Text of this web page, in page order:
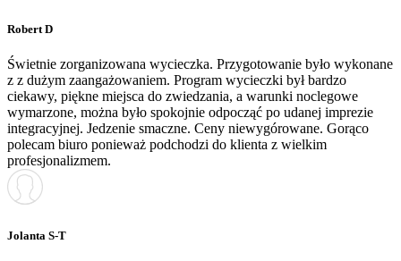
Robert D
Świetnie zorganizowana wycieczka. Przygotowanie było wykonane
z z dużym zaangażowaniem. Program wycieczki był bardzo
ciekawy, piękne miejsca do zwiedzania, a warunki noclegowe
wymarzone, można było spokojnie odpocząć po udanej imprezie
integracyjnej. Jedzenie smaczne. Ceny niewygórowane. Gorąco
polecam biuro ponieważ podchodzi do klienta z wielkim
profesjonalizmem.
Jolanta S-T